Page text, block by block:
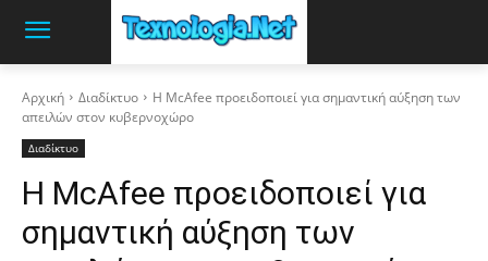
Αρχική Διαδίκτυο
Η McAfee προειδοποιεί για σημαντική αύξηση των
απειλών στον κυβερνοχώρο
Διαδίκτυο
Η McAfee προειδοποιεί για
σημαντική αύξηση των